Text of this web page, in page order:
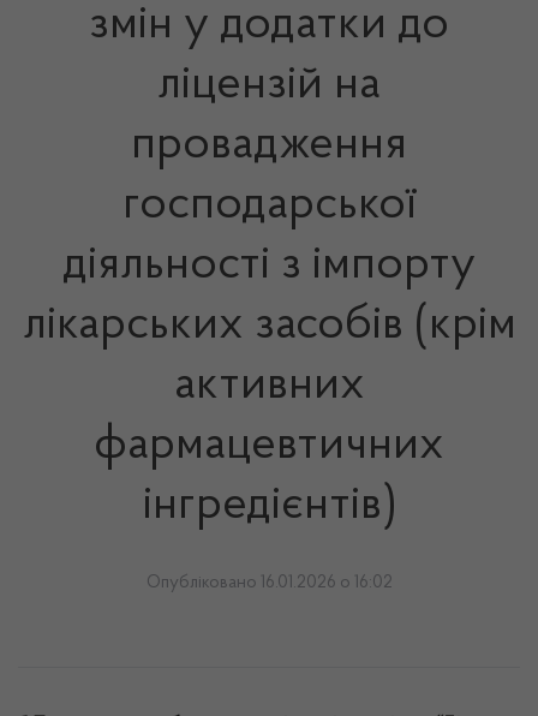
змін у додатки до
ліцензій на
провадження
господарської
діяльності з імпорту
лікарських засобів (крім
активних
фармацевтичних
інгредієнтів)
Опубліковано 16.01.2026 о 16:02